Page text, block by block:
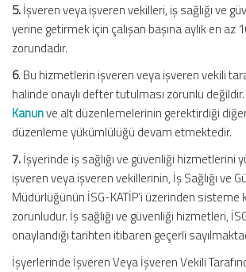
5.İşveren veya işveren vekilleri, iş sağlığı ve
yerine getirmek için çalışan başına aylık en az
zorundadır.
6. Bu hizmetlerin işveren veya işveren vekili
halinde onaylı defter tutulması zorunlu
Kanunve alt düzenlemelerinin gerektirdiği
düzenleme yükümlülüğü devam etmektedir.
7.İşyerinde iş sağlığı ve güvenliği hizmetlerini
işveren veya işveren vekillerinin, İş Sağlığı ve
Müdürlüğünün İSG-KATİP’i üzerinden sisteme
zorunludur. İş sağlığı ve güvenliği hizmetleri,
onaylandığı tarihten itibaren geçerli
İşyerlerinde İşveren Veya İşveren Vekili